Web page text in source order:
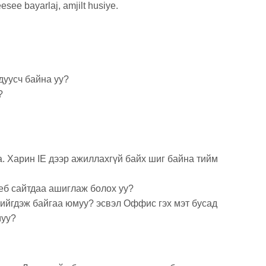
bayarlaj, amjilt husiye.
байна уу?
Харин IE дээр ажиллахгүй байх шиг байна тийм
сайтдаа ашиглаж болох уу?
байгаа юмуу? эсвэл Оффис гэх мэт бусад